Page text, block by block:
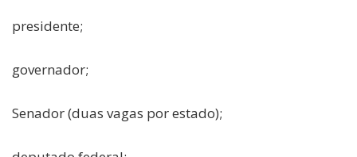
presidente;
governador;
Senador (duas vagas por estado);